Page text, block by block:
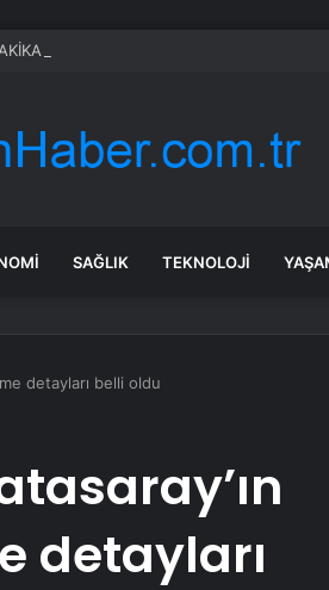
22 Temmuz Çarşamba hangi
SAĞLIK TEKNOLOJI
detayları belli oldu
detayları